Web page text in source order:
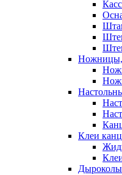
Ножницы,
Клеи
Дыроколы